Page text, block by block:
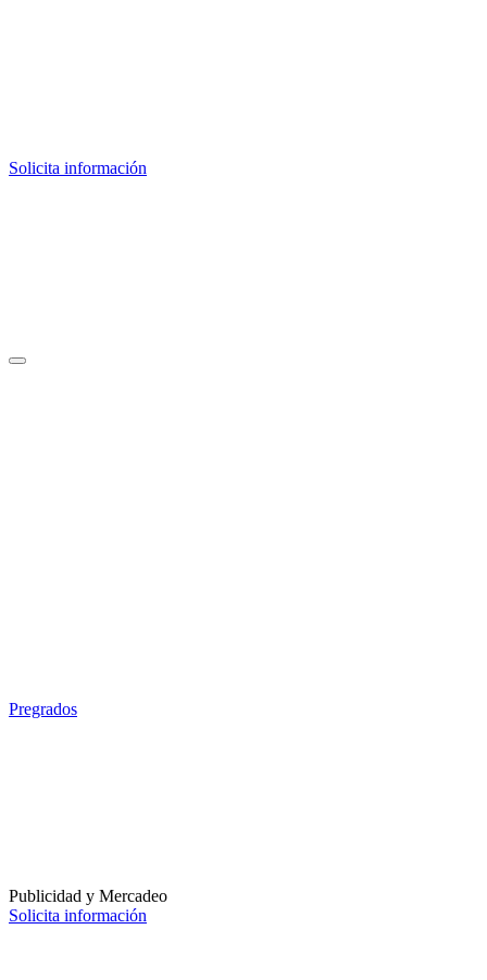
Solicita información
Pregrados
Publicidad y Mercadeo
Solicita información